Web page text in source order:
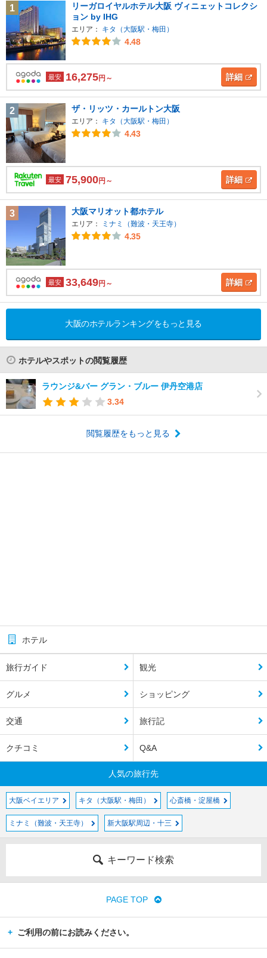
1
リーガロイヤルホテル大阪 ヴィニェットコレクシ
ョン by IHG
エリア： キタ（大阪駅・梅田）
4.48
最安 16,275円～ 詳細
2 ザ・リッツ・カールトン大阪
エリア： キタ（大阪駅・梅田）
4.43
最安 75,900円～ 詳細
3 大阪マリオット都ホテル
エリア： ミナミ（難波・天王寺）
4.35
最安 33,649円～ 詳細
大阪のホテルランキングをもっと見る
ホテルやスポットの閲覧履歴
ラウンジ&バー グラン・ブルー 伊丹空港店
3.34
閲覧履歴をもっと見る
ホテル
旅行ガイド 観光
グルメ ショッピング
交通 旅行記
クチコミ Q&A
人気の旅行先
大阪ベイエリア キタ（大阪駅・梅田） 心斎橋・淀屋橋
ミナミ（難波・天王寺） 新大阪駅周辺・十三
キーワード検索
PAGE TOP
ご利用の前にお読みください。